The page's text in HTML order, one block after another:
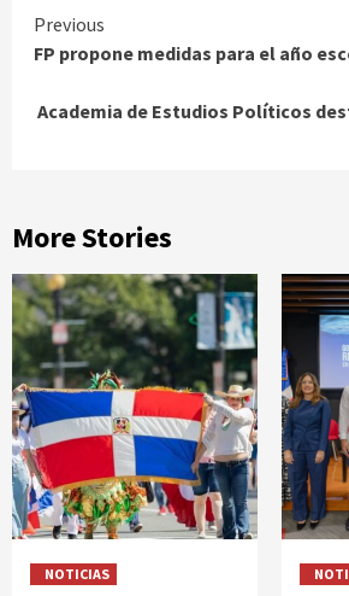
Continue
Reading
Previous
FP propone medidas para el año
Academia de Estudios Políticos
More Stories
NOTICIAS